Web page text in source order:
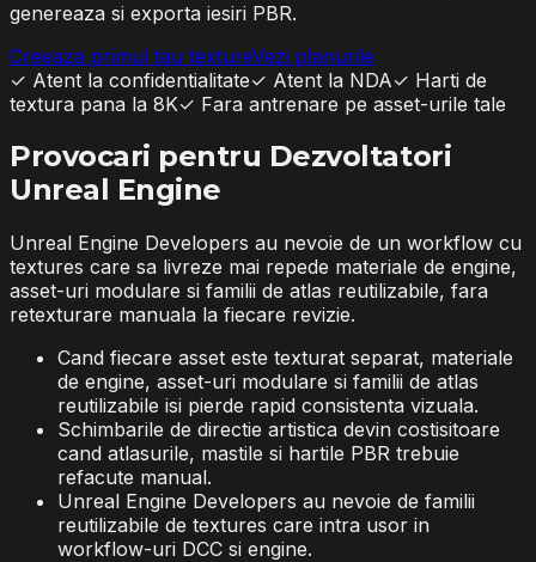
genereaza si exporta iesiri PBR.
Creeaza primul tau textureVezi planurile
✓ Atent la confidentialitate✓ Atent la NDA✓ Harti de
textura pana la 8K✓ Fara antrenare pe asset-urile tale
Provocari pentru Dezvoltatori
Unreal Engine
Unreal Engine Developers au nevoie de un workflow cu
textures care sa livreze mai repede materiale de engine,
asset-uri modulare si familii de atlas reutilizabile, fara
retexturare manuala la fiecare revizie.
Cand fiecare asset este texturat separat, materiale
de engine, asset-uri modulare si familii de atlas
reutilizabile isi pierde rapid consistenta vizuala.
Schimbarile de directie artistica devin costisitoare
cand atlasurile, mastile si hartile PBR trebuie
refacute manual.
Unreal Engine Developers au nevoie de familii
reutilizabile de textures care intra usor in
workflow-uri DCC si engine.